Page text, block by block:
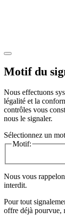
Motif du
Nous effectuons
légalité et la
contrôles vous
nous le signaler.
Sélectionnez un
Motif:
Nous vous
interdit.
Pour tout
offre déjà pourvue,